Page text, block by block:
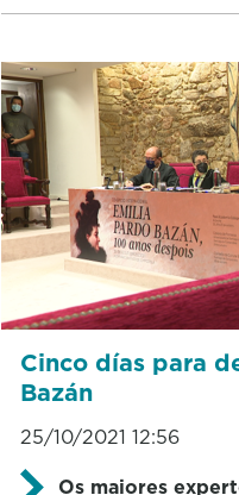
Cinco días para
Bazán
25/10/2021 12:56
Os maiores